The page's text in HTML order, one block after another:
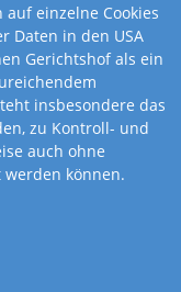
einzelne Cookies
Daten in den USA
Gerichtshof als ein
insbesondere das
zu Kontroll- und
auch ohne
können.